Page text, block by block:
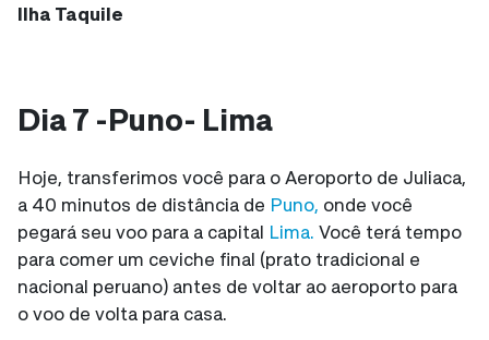
Ilha Taquile
Dia 7 -Puno- Lima
Hoje, transferimos você para o Aeroporto de Juliaca,
a 40 minutos de distância de Puno, onde você
pegará seu voo para a capital Lima. Você terá tempo
para comer um ceviche final (prato tradicional e
nacional peruano) antes de voltar ao aeroporto para
o voo de volta para casa.